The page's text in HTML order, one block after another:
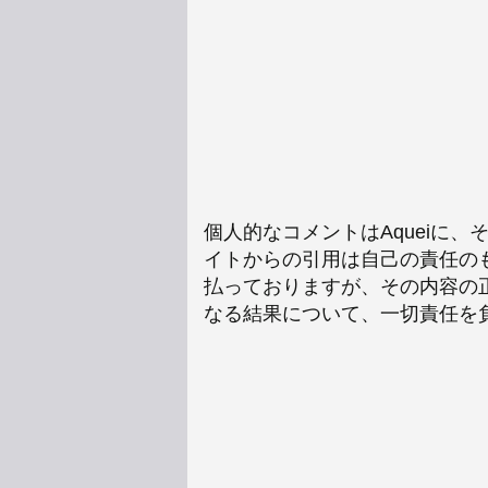
個人的なコメントはAqueiに、
イトからの引用は自己の責任
払っておりますが、その内容
なる結果について、一切責任を